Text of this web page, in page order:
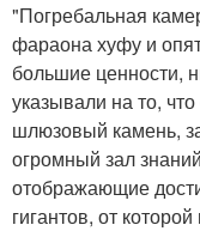
"Погребальная
фараона хуфу и
большие ценности,
указывали на то,
шлюзовый камень,
огромный зал
отображающие
гигантов, от